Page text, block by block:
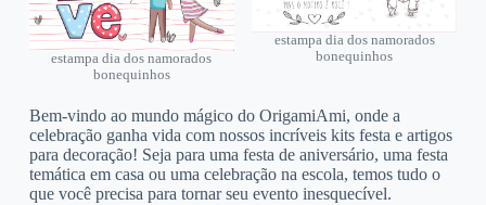
estampa dia dos namorados
bonequinhos
estampa dia dos namorados
bonequinhos
Bem-vindo ao mundo mágico do OrigamiAmi, onde a
celebração ganha vida com nossos incríveis kits festa e artigos
para decoração! Seja para uma festa de aniversário, uma festa
temática em casa ou uma celebração na escola, temos tudo o
que você precisa para tornar seu evento inesquecível.